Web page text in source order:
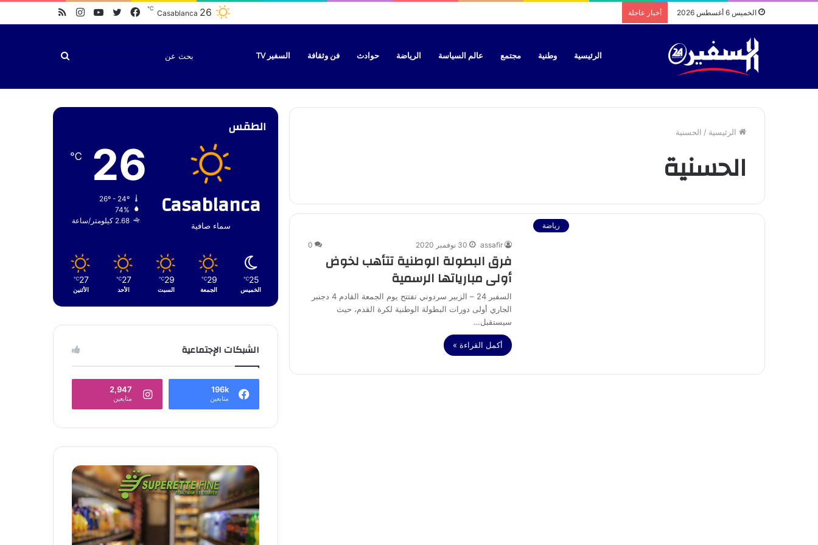
الخميس 6 أغسطس 2026 أخبار عاجلة
ملخصانستقراميوتيوبتويتر
فيسبوك Casablanca 26
℃
الرئيسية وطنية مجتمع عالم السياسة الرياضة حوادث فن وثقافة السفير TV بحث
الرئيسية / الحسنية
الحسنية
رياضة
assafir 30 نوفمبر 2020 0
فرق البطولة الوطنية تتأهب لخوض
أولى مبارياتها الرسمية
السفير 24 – الزبير سردوني تفتتح يوم الجمعة القادم 4 دجنبر
الجاري أولى دورات البطولة الوطنية لكرة القدم، حيث
سيستقبل…
أكمل القراءة »
الطقس
Casablanca
سماء صافية
26
℃
74%
2.68 كيلومتر/ساعة
25
℃
الخميس
29
℃
الجمعة
29
℃
السبت
27
℃
الأحد
27
℃
الأثنين
الشبكات الإجتماعية
196k
متابعين
2,947
متابعين